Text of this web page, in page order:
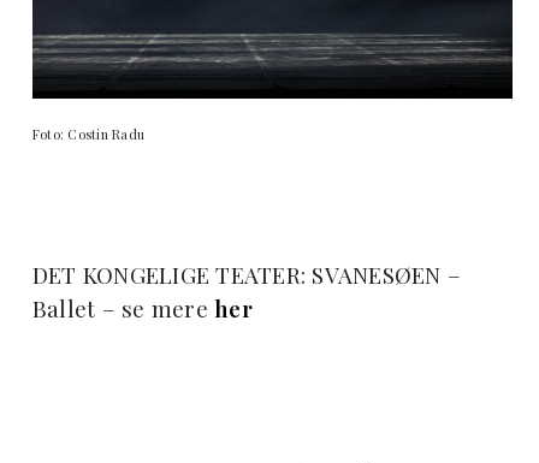
Foto: Costin Radu
DET KONGELIGE TEATER: SVANESØEN –
Ballet – se mereher